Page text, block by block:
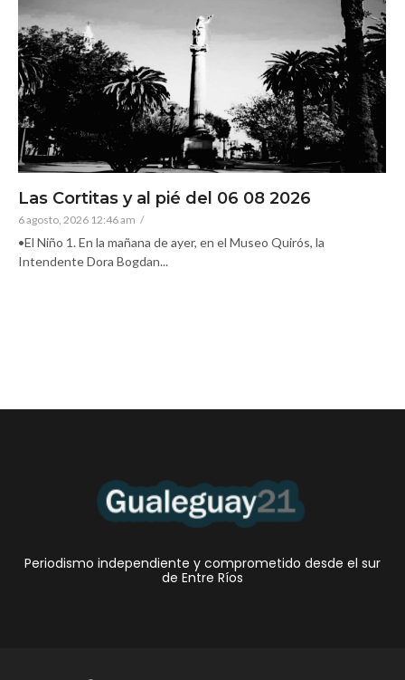
Las Cortitas y al pié del 06 08 2026
6 agosto, 2026 12:46 am /
•El Niño 1. En la mañana de ayer, en el Museo Quirós, la
Intendente Dora Bogdan...
Periodismo independiente y comprometido desde el sur
de Entre Ríos